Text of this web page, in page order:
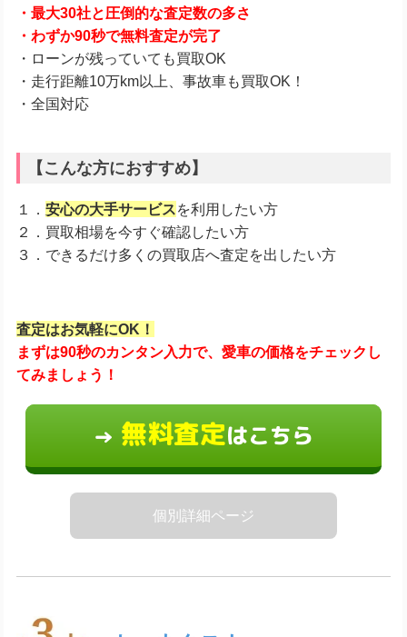
・最大30社と圧倒的な査定数の多さ
・わずか90秒で無料査定が完了
・ローンが残っていても買取OK
・走行距離10万km以上、事故車も買取OK！
・全国対応
【こんな方におすすめ】
１． 安心の大手サービスを利用したい方
２．買取相場を今すぐ確認したい方
３．できるだけ多くの買取店へ査定を出したい方
査定はお気軽にOK！
まずは90秒のカンタン入力で、愛車の価格をチェックし
てみましょう！
→ 無料査定はこちら
個別詳細ページ